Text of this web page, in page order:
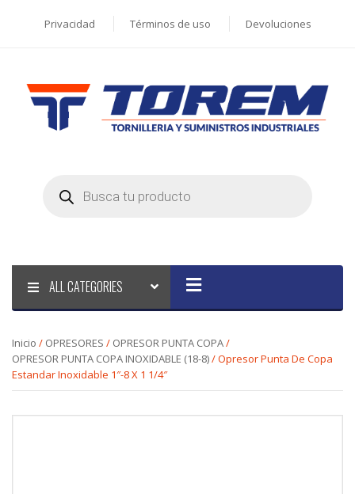
Privacidad Términos de uso Devoluciones
search
ALL CATEGORIES
Inicio / OPRESORES / OPRESOR PUNTA COPA/
OPRESOR PUNTA COPA INOXIDABLE (18-8)/ Opresor Punta De Copa
Estandar Inoxidable 1″-8 X 1 1/4″